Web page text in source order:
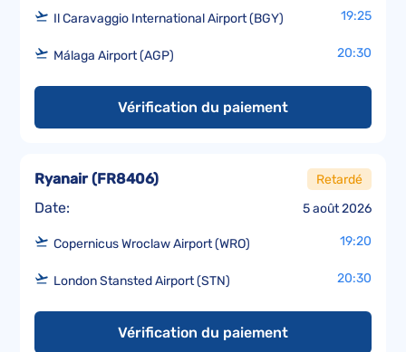
Il Caravaggio International Airport (BGY) 19:25
Málaga Airport (AGP) 20:30
Vérification du paiement
Date: 5 août 2026
Ryanair(FR8406) Retardé
Copernicus Wroclaw Airport (WRO) 19:20
London Stansted Airport (STN) 20:30
Vérification du paiement